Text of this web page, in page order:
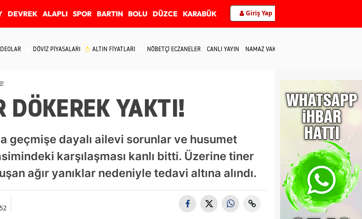
DEVREK ALAPLI SPOR BARTIN BOLU DÜZCE KARABÜK Giriş Yap
DÖVİZ PİYASALARI ALTIN FİYATLARI NÖBETÇİ ECZANELER CANLI YAYIN NAMAZ VAKİTLERİ
YAKTI!
geçmişe dayalı ailevi sorunlar ve husumet
karşılaşması kanlı bitti. Üzerine tiner
ağır yanıklar nedeniyle tedavi altına alındı.